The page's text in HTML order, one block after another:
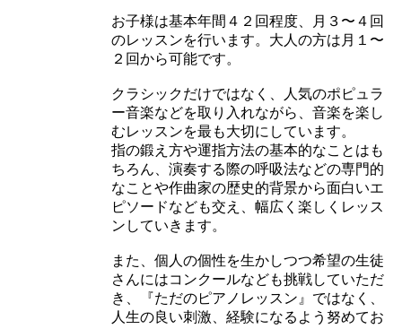
お子様は基本年間４２回程度、月３〜４回
のレッスンを行います。大人の方は月１〜
２回から可能です。
クラシックだけではなく、人気のポピュラ
ー音楽などを取り入れながら、音楽を楽し
むレッスンを最も大切にしています。
指の鍛え方や運指方法の基本的なことはも
ちろん、演奏する際の呼吸法などの専門的
なことや作曲家の歴史的背景から面白いエ
ピソードなども交え、幅広く楽しくレッス
ンしていきます。
また、個人の個性を生かしつつ希望の生徒
さんにはコンクールなども挑戦していただ
き、『ただのピアノレッスン』ではなく、
人生の良い刺激、経験になるよう努めてお